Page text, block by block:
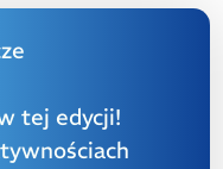
tej edycji!